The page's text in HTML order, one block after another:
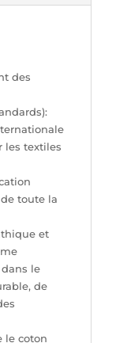
des
les textiles
toute la
et
le
de
le coton